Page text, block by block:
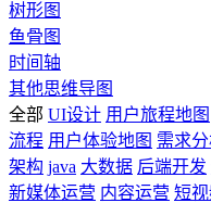
树形图
鱼骨图
时间轴
其他思维导图
全部 UI设计 用户旅程地图
流程 用户体验地图 需求
架构 java 大数据 后端开发
新媒体运营 内容运营 短